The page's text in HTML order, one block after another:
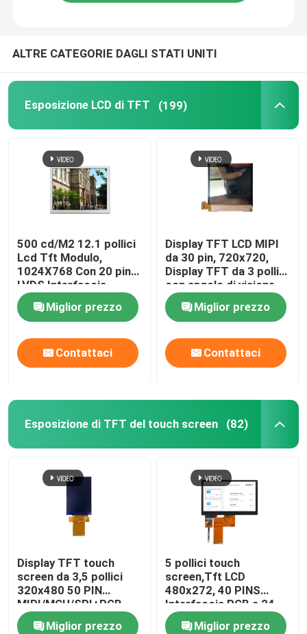
Luce solare TFT leggibile
Esposizione di UART TFT
Modulo LCD dell'esposizione
Esposizione di PMOLED
Visualizzatore digitale del LED
Pannello di tocco capacitivo
ALTRE CATEGORIE DAGLI STATI UNITI
Esposizione LCD di TFT (199)
500 cd/M2 12.1 pollici
Lcd Tft Modulo,
1024X768 Con 20 pin
LVDS Interfaccia
Miglior prezzo
Contattaci
Display TFT LCD MIPI
da 30 pin, 720x720,
Display TFT da 3 pollici
con angolo di visione
libero
Miglior prezzo
Contattaci
Esposizione di TFT del touch screen (82)
Display TFT touch
screen da 3,5 pollici
320x480 50 PIN
MIPI/MCU/SPI+RGB
Miglior prezzo
5 pollici touch
screen,Tft LCD
480x272, 40 PINS
Interfaccia RGB a 24
bit 350 CD/M2
Miglior prezzo